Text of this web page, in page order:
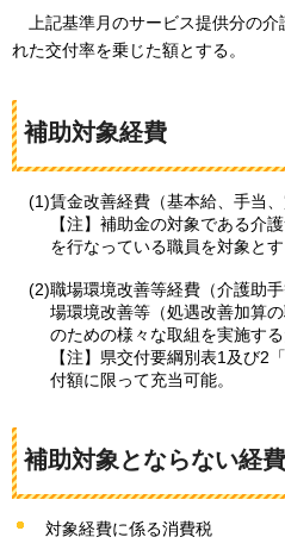
上記基準月のサービス提供分の
れた交付率を乗じた額とする。
補助対象経費
(1)賃金改善経費（基本給、手当
【注】補助金の対象である介
を行なっている職員を対象とす
(2)職場環境改善等経費（介護助
場環境改善等（処遇改善加算
のための様々な取組を実施する
【注】県交付要綱別表1及び2
付額に限って充当可能。
補助対象とならない経費
対象経費に係る消費税